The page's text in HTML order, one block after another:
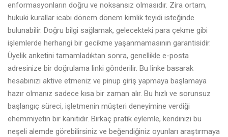
enformasyonların doğru ve noksansız olmasıdır. Zira ortam,
hukuki kurallar icabı dönem dönem kimlik teyidi isteğinde
bulunabilir. Doğru bilgi sağlamak, gelecekteki para çekme gibi
işlemlerde herhangi bir gecikme yaşanmamasının garantisidir.
Üyelik anketini tamamladıktan sonra, genellikle e-posta
adresinize bir doğrulama linki gönderilir. Bu linke basarak
hesabınızı aktive etmeniz ve pinup giriş yapmaya başlamaya
hazır olmanız sadece kısa bir zaman alır. Bu hızlı ve sorunsuz
başlangıç süreci, işletmenin müşteri deneyimine verdiği
ehemmiyetin bir kanıtıdır. Birkaç pratik eylemle, kendinizi bu
neşeli alemde görebilirsiniz ve beğendiğiniz oyunları araştırmaya